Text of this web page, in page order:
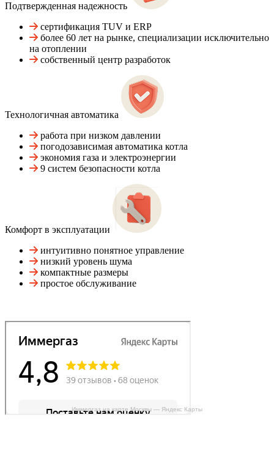
Подтвержденная надежность
сертификация TUV и ERP
более 60 лет на рынке, специализации исключительно
на отоплении
собственный центр разработок
Технологичная автоматика
работа при низком давлении
погодозависимая автоматика котла
экономия газа и электроэнергии
9 систем безопасности котла
Комфорт в эксплуатации
интуитивно понятное управление
низкий уровень шума
компактные размеры
простое обслуживание
Иммергаз на карте Москвы — Яндекс Карты